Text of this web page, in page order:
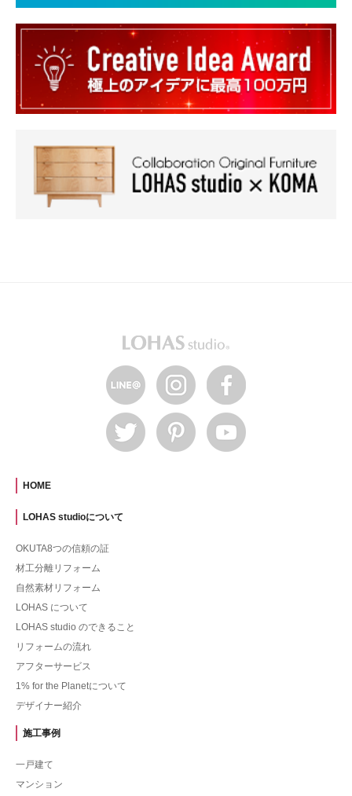
HOME
LOHAS studioについて
OKUTA8つの信頼の証
材工分離リフォーム
自然素材リフォーム
LOHAS について
LOHAS studio のできること
リフォームの流れ
アフターサービス
1% for the Planetについて
デザイナー紹介
施工事例
一戸建て
マンション